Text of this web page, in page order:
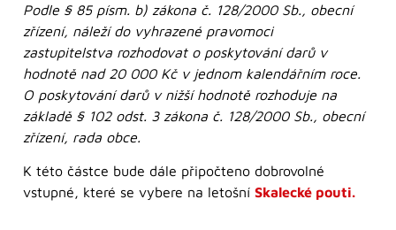
Podle § 85 písm. b) zákona č. 128/2000 Sb., obecní
zřízení, náleží do vyhrazené pravomoci
zastupitelstva rozhodovat o poskytování darů v
hodnotě nad 20 000 Kč v jednom kalendářním roce.
O poskytování darů v nižší hodnotě rozhoduje na
základě § 102 odst. 3 zákona č. 128/2000 Sb., obecní
zřízení, rada obce.
K této částce bude dále připočteno dobrovolné
vstupné, které se vybere na letošní Skalecké pouti.